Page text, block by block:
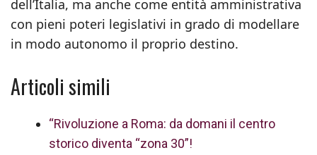
dell’Italia, ma anche come entità amministrativa
con pieni poteri legislativi in grado di modellare
in modo autonomo il proprio destino.
Articoli simili
“Rivoluzione a Roma: da domani il centro
storico diventa “zona 30”!